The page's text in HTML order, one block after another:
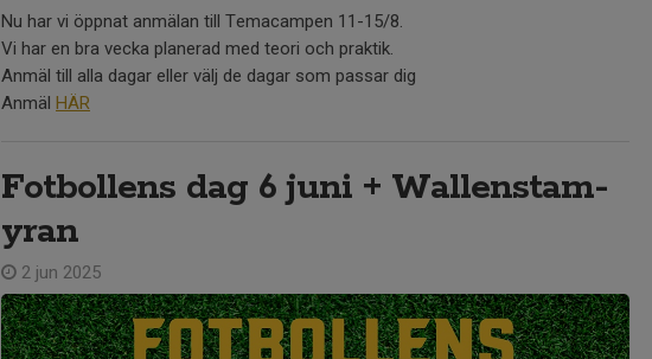
Nu har vi öppnat anmälan till Temacampen 11-15/8.
Vi har en bra vecka planerad med teori och praktik.
Anmäl till alla dagar eller välj de dagar som passar dig
Anmäl HÄR
Fotbollens dag 6 juni + Wallenstam-
yran
2 jun 2025